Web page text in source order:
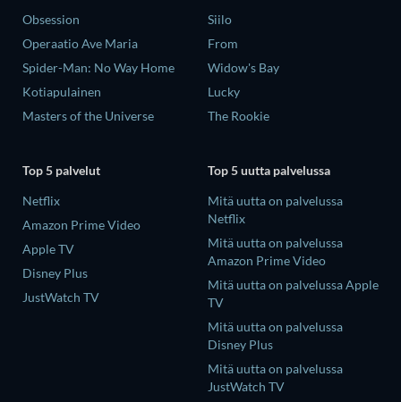
Obsession
Operaatio Ave Maria
Spider-Man: No Way Home
Kotiapulainen
Masters of the Universe
Siilo
From
Widow's Bay
Lucky
The Rookie
Top 5 palvelut
Netflix
Amazon Prime Video
Apple TV
Disney Plus
JustWatch TV
Top 5 uutta palvelussa
Mitä uutta on palvelussa
Netflix
Mitä uutta on palvelussa
Amazon Prime Video
Mitä uutta on palvelussa Apple
TV
Mitä uutta on palvelussa
Disney Plus
Mitä uutta on palvelussa
JustWatch TV